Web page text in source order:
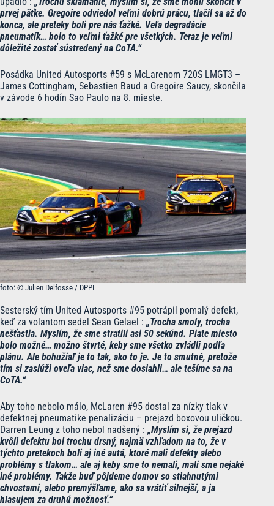
prvej päťke. Gregoire odviedol veľmi dobrú prácu, tlačil sa až do
konca, ale preteky boli pre nás ťažké. Veľa degradácie
pneumatík… bolo to veľmi ťažké pre všetkých. Teraz je veľmi
dôležité zostať sústredený na CoTA.“
Posádka United Autosports #59 s McLarenom 720S LMGT3 –
James Cottingham, Sebastien Baud a Gregoire Saucy, skončila
v závode 6 hodín Sao Paulo na 8. mieste.
foto: © Julien Delfosse / DPPI
Sesterský tím United Autosports #95 potrápil pomalý defekt,
keď za volantom sedel Sean Gelael : „Trocha smoly, trocha
nešťastia. Myslím, že sme stratili asi 50 sekúnd. Piate miesto
bolo možné… možno štvrté, keby sme všetko zvládli podľa
plánu. Ale bohužiaľ je to tak, ako to je. Je to smutné, pretože
tím si zaslúži oveľa viac, než sme dosiahli… ale tešíme sa na
CoTA.“
Aby toho nebolo málo, McLaren #95 dostal za nízky tlak v
defektnej pneumatike penalizáciu – prejazd boxovou uličkou.
Darren Leung z toho nebol nadšený : „Myslím si, že prejazd
kvôli defektu bol trochu drsný, najmä vzhľadom na to, že v
týchto pretekoch boli aj iné autá, ktoré mali defekty alebo
problémy s tlakom… ale aj keby sme to nemali, mali sme nejaké
iné problémy. Takže buď pôjdeme domov so stiahnutými
chvostami, alebo premýšľame, ako sa vrátiť silnejší, a ja
hlasujem za druhú možnosť.“